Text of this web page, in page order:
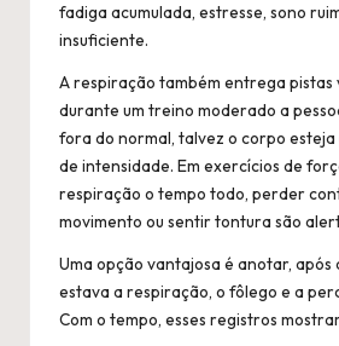
fadiga acumulada, estresse, sono
insuficiente.
A respiração também entrega pistas
durante um treino moderado a
fora do normal, talvez o corpo
de intensidade. Em exercícios de
respiração o tempo todo, perder
movimento ou sentir tontura são
Uma opção vantajosa é anotar, após
estava a respiração, o fôlego e a
Com o tempo, esses registros